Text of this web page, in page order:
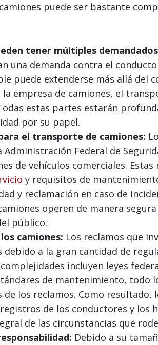
puede ser bastante
tener múltiples
una demanda contra el
puede extenderse más allá del
empresa de camiones, el
estas partes estarán
por su papel.
el transporte de camiones:
Federal de
de vehículos comerciales.
y requisitos de
y reclamación en caso de
operen de manera
público.
camiones: Los reclamos que
debido a la gran cantidad de
incluyen leyes
de mantenimiento, todo
los reclamos. Como
de los conductores y los
de las circunstancias que
Debido a su